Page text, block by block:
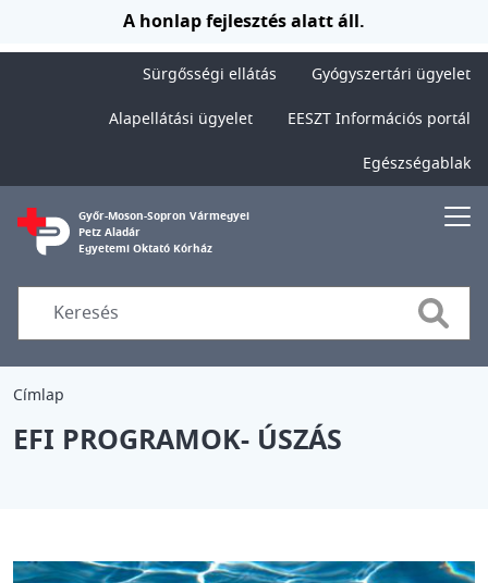
Ugrás a tartalomraA honlap fejlesztés alatt áll.
Sürgősségi ellátás
Gyógyszertári ügyelet
Alapellátási ügyelet
EESZT Információs portál
Egészségablak
Győr-Moson-Sopron Vármegyei
Petz Aladár
Egyetemi Oktató Kórház
Search
Címlap
EFI PROGRAMOK- ÚSZÁS